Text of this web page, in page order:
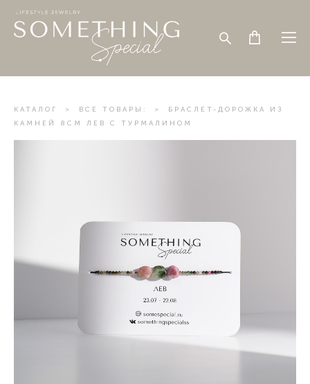
КАТАЛОГ > ВСЕ ТОВАРЫ: >
БРАСЛЕТ-ДОРОЖКА ИЗ
КАМНЕЙ 8СМ ЛЕВ С ТУРМАЛИНОМ